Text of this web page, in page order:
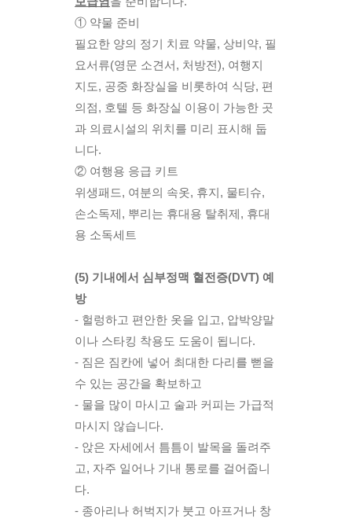
① 약물 준비
필요한 양의 정기 치료 약물, 상비약, 필
요서류(영문 소견서, 처방전), 여행지
지도, 공중 화장실을 비롯하여 식당, 편
의점, 호텔 등 화장실 이용이 가능한 곳
과 의료시설의 위치를 미리 표시해 둡
니다.
② 여행용 응급 키트
위생패드, 여분의 속옷, 휴지, 물티슈,
손소독제, 뿌리는 휴대용 탈취제, 휴대
용 소독세트
(5) 기내에서 심부정맥 혈전증(DVT) 예
방
- 헐렁하고 편안한 옷을 입고, 압박양말
이나 스타킹 착용도 도움이 됩니다.
- 짐은 짐칸에 넣어 최대한 다리를 뻗을
수 있는 공간을 확보하고
- 물을 많이 마시고 술과 커피는 가급적
마시지 않습니다.
- 앉은 자세에서 틈틈이 발목을 돌려주
고, 자주 일어나 기내 통로를 걸어줍니
다.
- 종아리나 허벅지가 붓고 아프거나 창